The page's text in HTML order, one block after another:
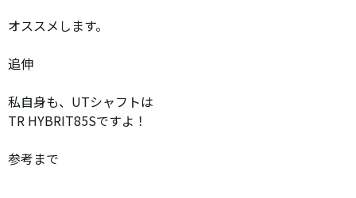
オススメします。
追伸
私自身も、UTシャフトは
TR HYBRIT85Sですよ！
参考まで